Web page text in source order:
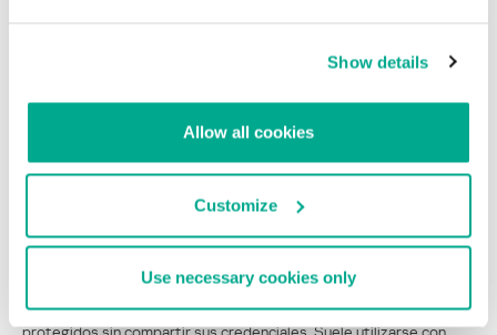
Show details
Allow all cookies
Customize
Use necessary cookies only
A principios de 2014, Wang Jing, un estudiante de doctorado de la
Universidad Tecnológica Nanyang de Singapur, descubrió una
como ‘cover redirect’, y es capaz de permitirle al atacante robar
del problema, incluyendo un enlace al blog de Jing en
vulnerabilidad OAuth. OAuth deja que los usuarios de servicios
online les den a terceras partes acceso limitado a sus recursos
protegidos sin compartir sus credenciales. Suele utilizarse con